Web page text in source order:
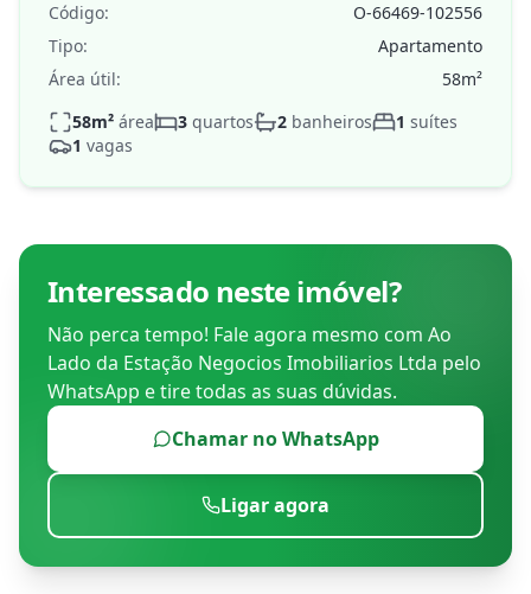
Código:
O-66469-102556
Tipo:
Apartamento
Área útil:
58m²
58m² área 3 quartos 2 banheiros 1 suítes
1 vagas
Interessado neste imóvel?
Não perca tempo! Fale agora mesmo com Ao
Lado da Estação Negocios Imobiliarios Ltda pelo
WhatsApp e tire todas as suas dúvidas.
Chamar no WhatsApp
Ligar agora